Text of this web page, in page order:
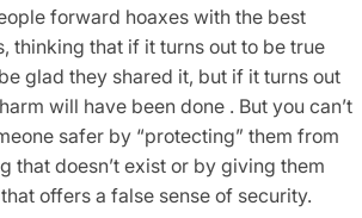
forward hoaxes with the best
thinking that if it turns out to be true
glad they shared it, but if it turns out
will have been done . But you can’t
safer by “protecting” them from
that doesn’t exist or by giving them
offers a false sense of security.